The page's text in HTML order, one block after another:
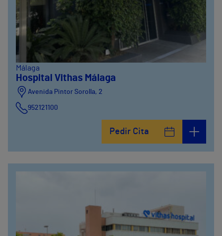
Málaga
Hospital Vithas Málaga
Avenida Pintor Sorolla, 2
952121100
Pedir Cita